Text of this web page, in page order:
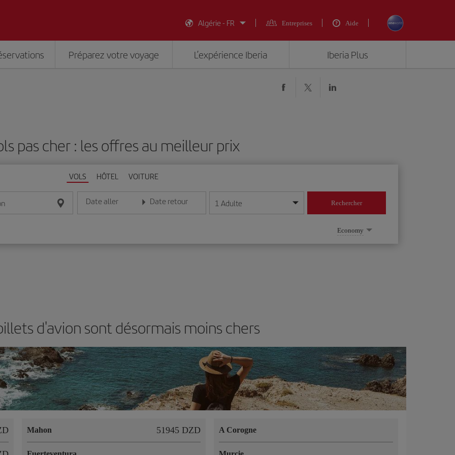
Algérie - FR
Entreprises Aide
Préparez votre voyage L’expérience Iberia Iberia Plus
pas cher : les offres au meilleur prix
VOLS HÔTEL VOITURE
Date aller
Entrez la date au format jour/mois/année
Date retour
Entrez la date au format jour/mois/année
1 Adulte Rechercher
Economy
d'avion sont désormais moins chers
Mahon 51945 DZD A Corogne